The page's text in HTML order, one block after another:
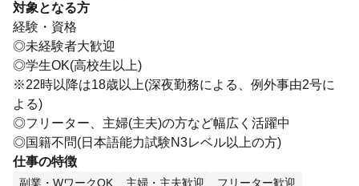
対象となる方
経験・資格
◎未経験者大歓迎
◎学生OK(高校生以上)
※22時以降は18歳以上(深夜勤務による、例外事由2号に
よる)
◎フリーター、主婦(主夫)の方など幅広く活躍中
◎国籍不問(日本語能力試験N3レベル以上の方)
仕事の特徴
副業・WワークOK 主婦・主夫歓迎 フリーター歓迎